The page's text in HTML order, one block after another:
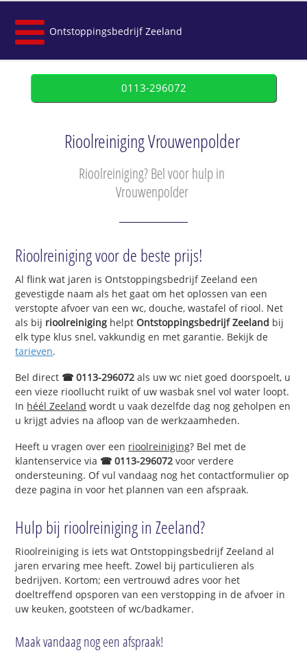
Ontstoppingsbedrijf Zeeland
0113-296072
Rioolreiniging Vrouwenpolder
Rioolreiniging? Bel voor hulp in
Vrouwenpolder
Rioolreiniging voor de beste prijs!
Al flink wat jaren is Ontstoppingsbedrijf Zeeland een
gevestigde naam als het gaat om het oplossen van een
verstopte afvoer van een wc, douche, wastafel of riool. Net
als bij rioolreiniging helptOntstoppingsbedrijf Zeeland bij
elk type klus snel, vakkundig en met garantie. Bekijk de
tarieven.
Bel direct ☎ 0113-296072 als uw wc niet goed doorspoelt, u
een vieze rioollucht ruikt of uw wasbak snel vol water loopt.
In héél Zeeland wordt u vaak dezelfde dag nog geholpen en
u krijgt advies na afloop van de werkzaamheden.
Heeft u vragen over een rioolreiniging? Bel met de
klantenservice via ☎ 0113-296072 voor verdere
ondersteuning. Of vul vandaag nog het contactformulier op
deze pagina in voor het plannen van een afspraak.
Hulp bij rioolreiniging in Zeeland?
Rioolreiniging is iets wat Ontstoppingsbedrijf Zeeland al
jaren ervaring mee heeft. Zowel bij particulieren als
bedrijven. Kortom; een vertrouwd adres voor het
doeltreffend opsporen van een verstopping in de afvoer in
uw keuken, gootsteen of wc/badkamer.
Maak vandaag nog een afspraak!